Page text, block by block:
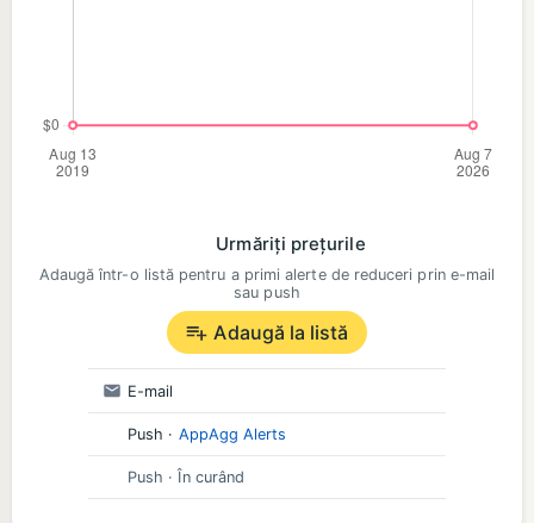
Urmăriți prețurile
Adaugă într-o listă pentru a primi alerte de reduceri prin e-mail
sau push
Adaugă la listă
E-mail
Push · AppAgg Alerts
Push · În curând